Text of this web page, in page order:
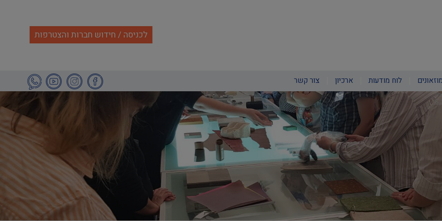
לכניסה / חידוש חברות והצטרפות
לוח מודעות ארכיון צור קשר